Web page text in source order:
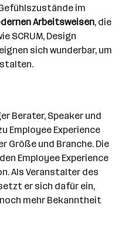
im
Arbeitsweisen, die
SCRUM, Design
sich wunderbar, um
Berater, Speaker und
Employee Experience
Größe und Branche. Die
Employee Experience
Als Veranstalter des
er sich dafür ein,
mehr Bekanntheit